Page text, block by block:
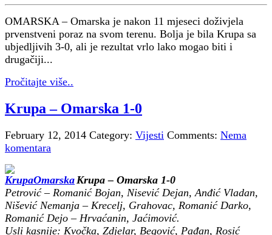
OMARSKA – Omarska je nakon 11 mjeseci doživjela
prvenstveni poraz na svom terenu. Bolja je bila Krupa sa
ubjedljivih 3-0, ali je rezultat vrlo lako mogao biti i
drugačiji...
Pročitajte više..
Krupa – Omarska 1-0
February 12, 2014 Category: Vijesti Comments: Nema
komentara
Krupa – Omarska 1-0
Petrović – Romanić Bojan, Nisević Dejan, Anđić Vladan,
Nišević Nemanja – Krecelj, Grahovac, Romanić Darko,
Romanić Dejo – Hrvaćanin, Jaćimović.
Usli kasnije: Kvočka, Zdjelar, Begović, Pađan, Rosić